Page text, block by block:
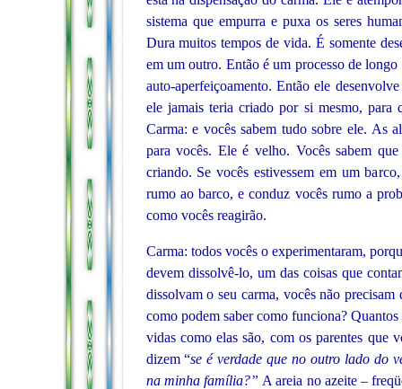
sistema que empurra e puxa os seres
Dura muitos tempos de vida. É somente
em um outro. Então é um processo de
auto-aperfeiçoamento. Então ele
ele jamais teria criado por si mesmo, para
Carma: e vocês sabem tudo sobre ele. As
para vocês. Ele é velho. Vocês sabem
criando. Se vocês estivessem em um
rumo ao barco, e conduz vocês rumo a
como vocês reagirão.
Carma: todos vocês o experimentaram,
devem dissolvê-lo, um das coisas que
dissolvam o seu carma, vocês não
como podem saber como funciona?
vidas como elas são, com os parentes que
dizem “se é verdade que no outro lado do
na minha família?” A areia no azeite –